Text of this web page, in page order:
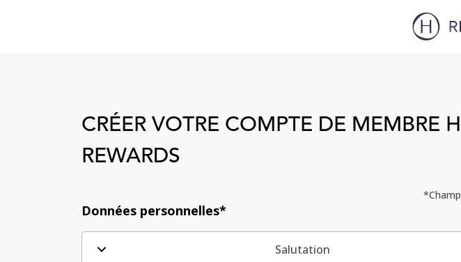
CRÉER VOTRE COMPTE DE MEMBRE H
REWARDS
Données personnelles*
Salutation